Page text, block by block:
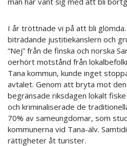
I år tröttnade vi på att bli
biträdande justitiekanslern och
“Nej” från de finska och norska
oerhört motstånd från
Tana kommun, kunde inget
avtalet. Genom att bryta mot
begränsade riksdagen lokalt
och kriminaliserade de
70% av sameungdomar, som
kommunerna vid Tana-älv.
rättigheter åt turister.